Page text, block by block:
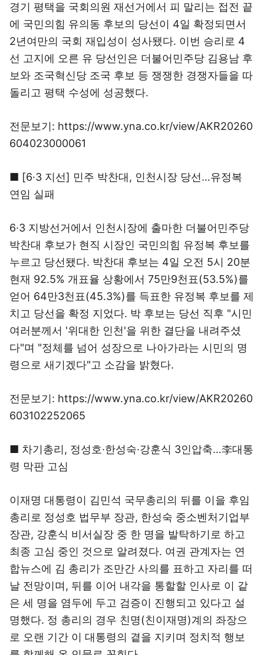
경기 평택을 국회의원 재선거에서 피 말리는 접전 끝
에 국민의힘 유의동 후보의 당선이 4일 확정되면서
2년여만의 국회 재입성이 성사됐다. 이번 승리로 4
선 고지에 오른 유 당선인은 더불어민주당 김용남 후
보와 조국혁신당 조국 후보 등 쟁쟁한 경쟁자들을 따
돌리고 평택 수성에 성공했다.
전문보기: https://www.yna.co.kr/view/AKR20260
604023000061
■ [6·3 지선] 민주 박찬대, 인천시장 당선…유정복
연임 실패
6·3 지방선거에서 인천시장에 출마한 더불어민주당
박찬대 후보가 현직 시장인 국민의힘 유정복 후보를
누르고 당선됐다. 박찬대 후보는 4일 오전 5시 20분
현재 92.5% 개표율 상황에서 75만9천표(53.5%)를
얻어 64만3천표(45.3%)를 득표한 유정복 후보를 제
치고 당선을 확정 지었다. 박 후보는 당선 직후 "시민
여러분께서 '위대한 인천'을 위한 결단을 내려주셨
다"며 "정체를 넘어 성장으로 나아가라는 시민의 명
령으로 새기겠다"고 소감을 밝혔다.
전문보기: https://www.yna.co.kr/view/AKR20260
603102252065
■ 차기총리, 정성호·한성숙·강훈식 3인압축…李대통
령 막판 고심
이재명 대통령이 김민석 국무총리의 뒤를 이을 후임
총리로 정성호 법무부 장관, 한성숙 중소벤처기업부
장관, 강훈식 비서실장 중 한 명을 발탁하기로 하고
최종 고심 중인 것으로 알려졌다. 여권 관계자는 연
합뉴스에 김 총리가 조만간 사의를 표하고 자리를 떠
날 전망이며, 뒤를 이어 내각을 통할할 인사로 이 같
은 세 명을 염두에 두고 검증이 진행되고 있다고 설
명했다. 정 총리의 경우 친명(친이재명)계의 좌장으
로 오랜 기간 이 대통령의 곁을 지키며 정치적 행보